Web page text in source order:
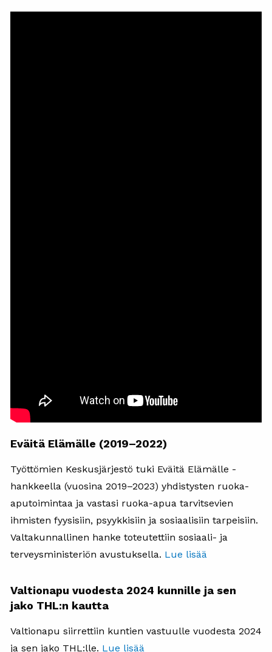
Eväitä Elämälle (2019–2022)
Työttömien Keskusjärjestö tuki Eväitä Elämälle -
hankkeella (vuosina 2019–2023) yhdistysten ruoka-
aputoimintaa ja vastasi ruoka-apua tarvitsevien
ihmisten fyysisiin, psyykkisiin ja sosiaalisiin tarpeisiin.
Valtakunnallinen hanke toteutettiin sosiaali- ja
terveysministeriön avustuksella. Lue lisää
Valtionapu vuodesta 2024 kunnille ja sen
jako THL:n kautta
Valtionapu siirrettiin kuntien vastuulle vuodesta 2024
ja sen jako THL:lle. Lue lisää